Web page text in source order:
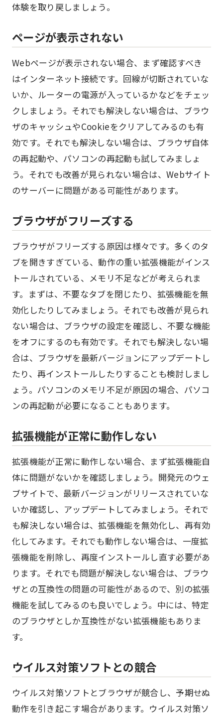
体験を取り戻しましょう。
ページが表示されない
Webページが表示されない場合、まず確認すべき
はインターネット接続です。回線が切断されていな
いか、ルーターの電源が入っているかなどをチェッ
クしましょう。それでも解決しない場合は、ブラウ
ザのキャッシュやCookieをクリアしてみるのも有
効です。それでも解決しない場合は、ブラウザ自体
の再起動や、パソコンの再起動も試してみましょ
う。それでも改善が見られない場合は、Webサイト
のサーバーに問題がある可能性があります。
ブラウザがフリーズする
ブラウザがフリーズする原因は様々です。多くのタ
ブを開きすぎている、動作の重い拡張機能がインス
トールされている、メモリ不足などが考えられま
す。まずは、不要なタブを閉じたり、拡張機能を無
効化したりしてみましょう。それでも改善が見られ
ない場合は、ブラウザの設定を確認し、不要な機能
をオフにするのも有効です。それでも解決しない場
合は、ブラウザを最新バージョンにアップデートし
たり、再インストールしたりすることも検討しまし
ょう。パソコンのメモリ不足が原因の場合、パソコ
ンの再起動が必要になることもあります。
拡張機能が正常に動作しない
拡張機能が正常に動作しない場合、まず拡張機能自
体に問題がないかを確認しましょう。開発元のウェ
ブサイトで、最新バージョンがリリースされていな
いか確認し、アップデートしてみましょう。それで
も解決しない場合は、拡張機能を無効化し、再有効
化してみます。それでも動作しない場合は、一度拡
張機能を削除し、再度インストールし直す必要があ
ります。それでも問題が解決しない場合は、ブラウ
ザとの互換性の問題の可能性があるので、別の拡張
機能を試してみるのも良いでしょう。中には、特定
のブラウザとしか互換性がない拡張機能もありま
す。
ウイルス対策ソフトとの競合
ウイルス対策ソフトとブラウザが競合し、予期せぬ
動作を引き起こす場合があります。ウイルス対策ソ